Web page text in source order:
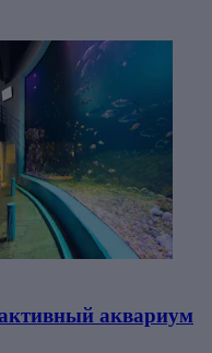
аквариум